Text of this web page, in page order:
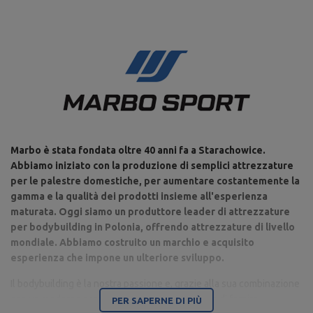
Marbo è stata fondata oltre 40 anni fa a Starachowice.
Abbiamo iniziato con la produzione di semplici attrezzature
per le palestre domestiche, per aumentare costantemente la
gamma e la qualità dei prodotti insieme all'esperienza
maturata. Oggi siamo un produttore leader di attrezzature
per bodybuilding in Polonia, offrendo attrezzature di livello
mondiale. Abbiamo costruito un marchio e acquisito
esperienza che impone un ulteriore sviluppo.
con un moderno parco macchine, siamo in grado di fornire
PER SAPERNE DI PIÙ